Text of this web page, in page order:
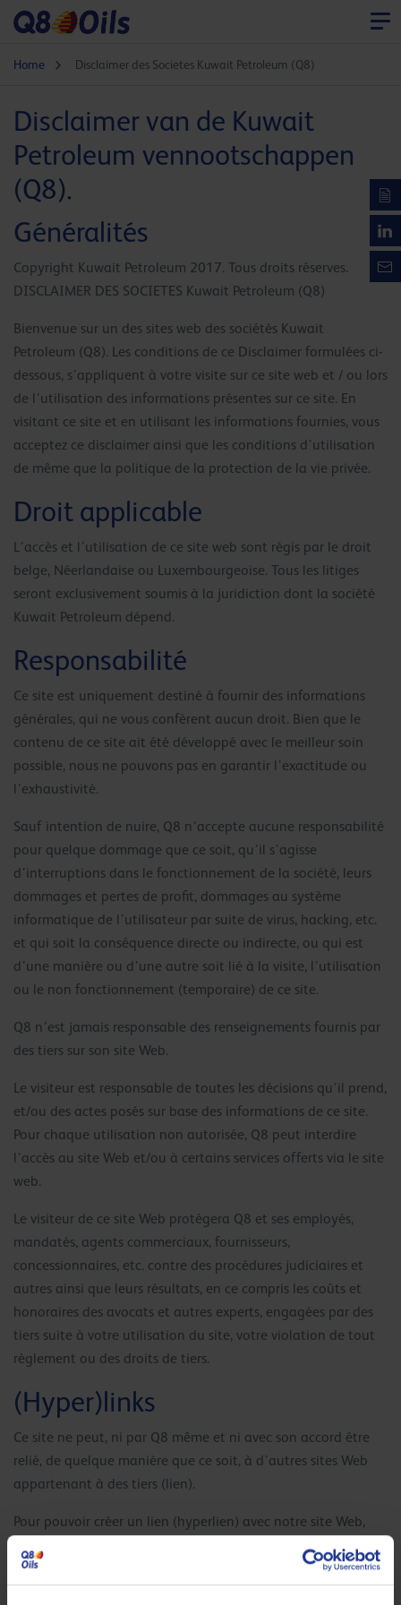
Home Disclaimer des Societes Kuwait Petroleum (Q8)
Disclaimer van de Kuwait
Petroleum vennootschappen
(Q8).
Généralités
Copyright Kuwait Petroleum 2017. Tous droits réserves.
DISCLAIMER DES SOCIETES Kuwait Petroleum (Q8)
Bienvenue sur un des sites web des sociétés Kuwait
Petroleum (Q8). Les conditions de ce Disclaimer formulées ci-
dessous, s’appliquent à votre visite sur ce site web et / ou lors
de l’utilisation des informations présentes sur ce site. En
visitant ce site et en utilisant les informations fournies, vous
acceptez ce disclaimer ainsi que les conditions d’utilisation
de même que la politique de la protection de la vie privée.
Droit applicable
L’accès et l’utilisation de ce site web sont régis par le droit
belge, Néerlandaise ou Luxembourgeoise. Tous les litiges
seront exclusivement soumis à la juridiction dont la société
Kuwait Petroleum dépend.
Responsabilité
Ce site est uniquement destiné à fournir des informations
générales, qui ne vous confèrent aucun droit. Bien que le
contenu de ce site ait été développé avec le meilleur soin
possible, nous ne pouvons pas en garantir l’exactitude ou
l’exhaustivité.
Sauf intention de nuire, Q8 n’accepte aucune responsabilité
pour quelque dommage que ce soit, qu’il s’agisse
d’interruptions dans le fonctionnement de la société, leurs
dommages et pertes de profit, dommages au système
informatique de l’utilisateur par suite de virus, hacking, etc.
et qui soit la conséquence directe ou indirecte, ou qui est
d’une manière ou d’une autre soit lié à la visite, l’utilisation
ou le non fonctionnement (temporaire) de ce site.
Q8 n’est jamais responsable des renseignements fournis par
des tiers sur son site Web.
Le visiteur est responsable de toutes les décisions qu’il prend,
et/ou des actes posés sur base des informations de ce site.
Pour chaque utilisation non autorisée, Q8 peut interdire
l’accès au site Web et/ou à certains services offerts via le site
web.
Le visiteur de ce site Web protégera Q8 et ses employés,
mandatés, agents commerciaux, fournisseurs,
concessionnaires, etc. contre des procédures judiciaires et
autres ainsi que leurs résultats, en ce compris les coûts et
honoraires des avocats et autres experts, engagées par des
tiers suite à votre utilisation du site, votre violation de tout
règlement ou des droits de tiers.
(Hyper)links
Ce site ne peut, ni par Q8 même et ni avec son accord être
relié, de quelque manière que ce soit, à d’autres sites Web
appartenant à des tiers (lien).
Pour pouvoir créer un lien (hyperlien) avec notre site Web,
vous devez avant tout disposer d’une autorisation écrite en
introduisant votre demande à l’adresse ci-dessous. Le «